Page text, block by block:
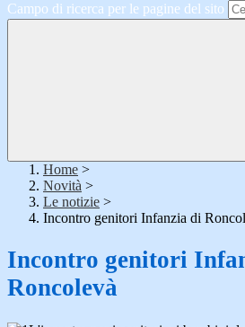
Campo di ricerca per le pagine del sito
Home >
Novità >
Le notizie >
Incontro genitori Infanzia di
Incontro genitori
Roncolevà